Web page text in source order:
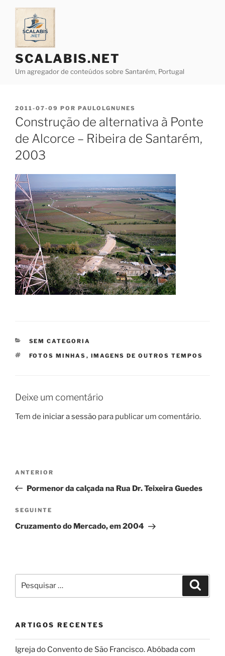
Saltar
conteúdo
SCALABIS.NET
Um agregador de conteúdos sobre Santarém, Portugal
PUBLICADO
EM
2011-07-09 POR PAULOLGNUNES
Construção de alternativa à Ponte
de Alcorce – Ribeira de Santarém,
2003
CATEGORIAS
SEM CATEGORIA
ETIQUETAS
FOTOS MINHAS , IMAGENS DE OUTROS TEMPOS
Deixe um comentário
Tem de iniciar a sessão para publicar um comentário.
artigos
Conteúdo
anterior
ANTERIOR
Pormenor da calçada na Rua Dr. Teixeira Guedes
Conteúdo
seguinte
SEGUINTE
Cruzamento do Mercado, em 2004
por:
ARTIGOS RECENTES
Igreja do Convento de São Francisco. Abóbada com